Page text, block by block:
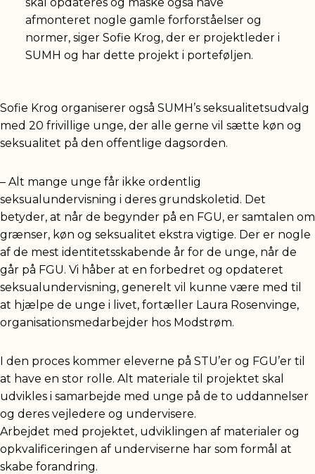
afmonteret nogle gamle forforståelser og
normer, siger Sofie Krog, der er projektleder i
SUMH og har dette projekt i porteføljen.
Sofie Krog organiserer også SUMH’s seksualitetsudvalg
med 20 frivillige unge, der alle gerne vil sætte køn og
seksualitet på den offentlige dagsorden.
– Alt mange unge får ikke ordentlig
seksualundervisning i deres grundskoletid. Det
betyder, at når de begynder på en FGU, er samtalen om
grænser, køn og seksualitet ekstra vigtige. Der er nogle
af de mest identitetsskabende år for de unge, når de
går på FGU. Vi håber at en forbedret og opdateret
seksualundervisning, generelt vil kunne være med til
at hjælpe de unge i livet, fortæller Laura Rosenvinge,
organisationsmedarbejder hos Modstrøm.
I den proces kommer eleverne på STU’er og FGU’er til
at have en stor rolle. Alt materiale til projektet skal
udvikles i samarbejde med unge på de to uddannelser
og deres vejledere og undervisere.
Arbejdet med projektet, udviklingen af materialer og
opkvalificeringen af underviserne har som formål at
skabe forandring.